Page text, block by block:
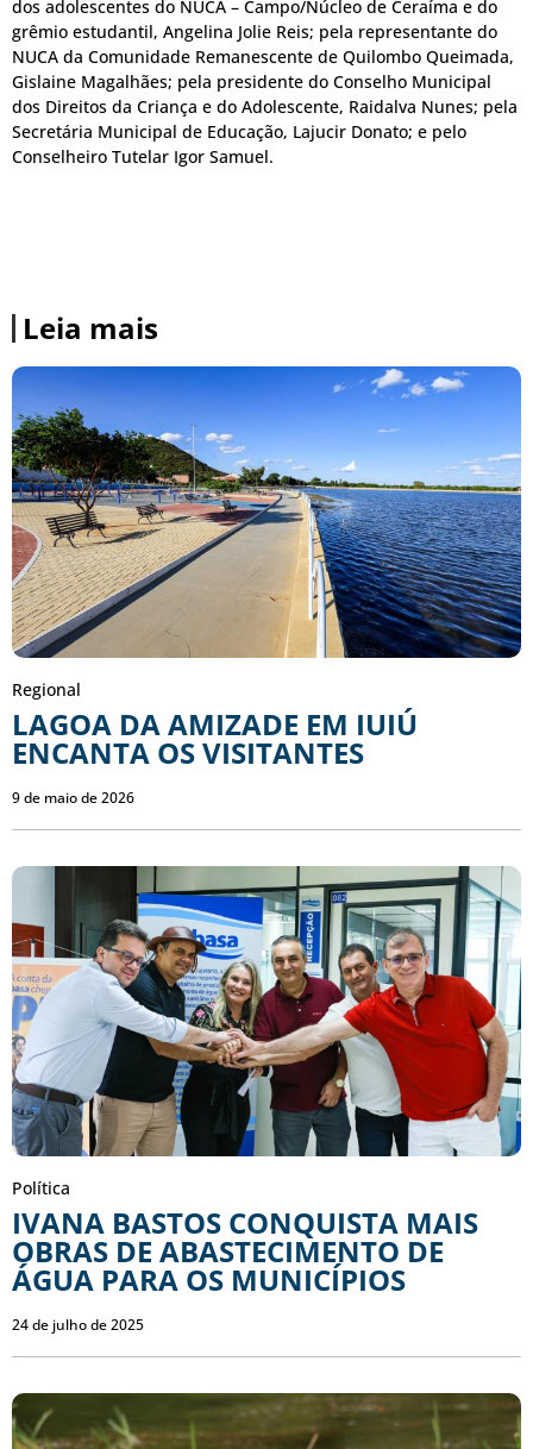
dos adolescentes do NUCA – Campo/Núcleo de Ceraíma e do
grêmio estudantil, Angelina Jolie Reis; pela representante do
NUCA da Comunidade Remanescente de Quilombo Queimada,
Gislaine Magalhães; pela presidente do Conselho Municipal
dos Direitos da Criança e do Adolescente, Raidalva Nunes; pela
Secretária Municipal de Educação, Lajucir Donato; e pelo
Conselheiro Tutelar Igor Samuel.
Leia mais
Regional
LAGOA DA AMIZADE EM IUIÚ
ENCANTA OS VISITANTES
9 de maio de 2026
Política
IVANA BASTOS CONQUISTA MAIS
OBRAS DE ABASTECIMENTO DE
ÁGUA PARA OS MUNICÍPIOS
24 de julho de 2025